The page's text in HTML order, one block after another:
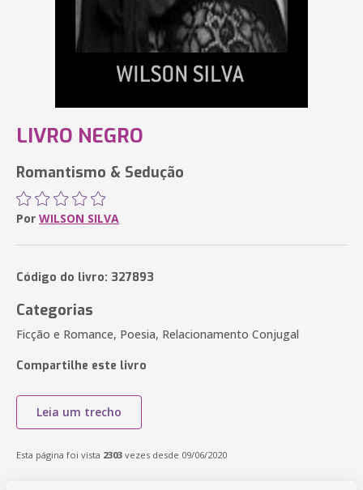
LIVRO NEGRO
Romantismo & Sedução
Por WILSON SILVA
Código do livro: 327893
Categorias
Ficção e Romance, Poesia, Relacionamento Conjugal
Compartilhe este livro
Leia um trecho
Esta página foi vista 2303 vezes desde 09/06/2020